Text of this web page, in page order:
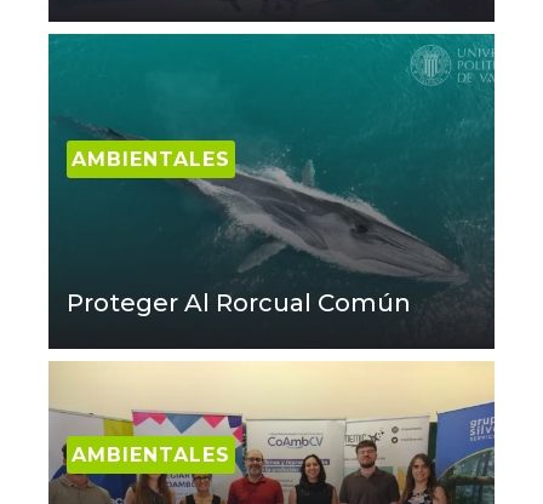
AMBIENTALES
Proteger Al Rorcual Común
AMBIENTALES